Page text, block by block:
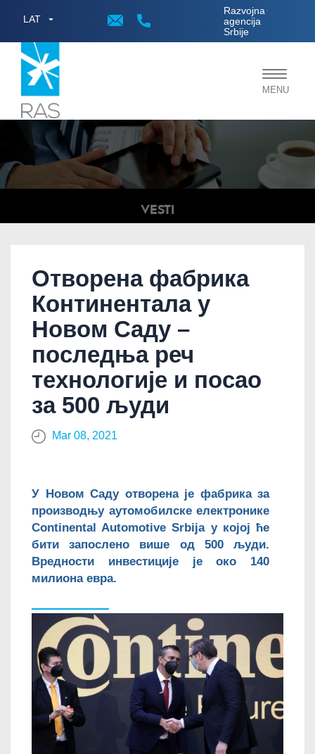
LAT
Razvojna
agencija
Srbije
;
Toggle
MENU
VESTI
Отворена фабрика
Континентала у
Новом Саду –
последња реч
технологије и посао
за 500 људи
Mar 08, 2021
У Новом Саду отворена је фабрика за
производњу аутомобилске електронике
Continental Automotive Srbija у којој ће
бити запослено више од 500 људи.
Вредности инвестиције је око 140
милиона евра.